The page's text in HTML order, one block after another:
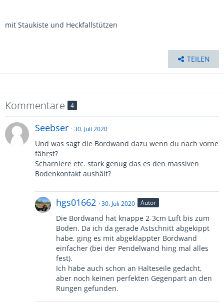
mit Staukiste und Heckfallstützen
TEILEN
Kommentare 4
Seebser 30. Juli 2020
Und was sagt die Bordwand dazu wenn du nach vorne
fährst?
Scharniere etc. stark genug das es den massiven
Bodenkontakt aushält?
hgs01662 30. Juli 2020 Autor
Die Bordwand hat knappe 2-3cm Luft bis zum
Boden. Da ich da gerade Astschnitt abgekippt
habe, ging es mit abgeklappter Bordwand
einfacher (bei der Pendelwand hing mal alles
fest).
Ich habe auch schon an Halteseile gedacht,
aber noch keinen perfekten Gegenpart an den
Rungen gefunden.